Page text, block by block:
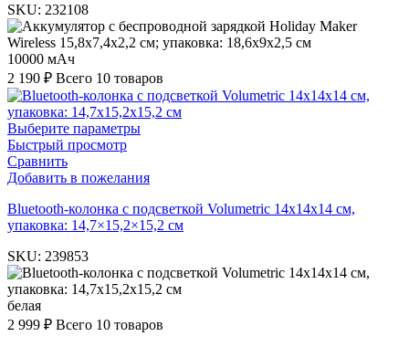
SKU: 232108
10000 мАч
2 190 ₽ Всего 10 товаров
Выберите параметры
Быстрый просмотр
Сравнить
Добавить в пожелания
Bluetooth-колонка с подсветкой Volumetric 14x14x14 см,
упаковка: 14,7×15,2×15,2 см
SKU: 239853
белая
2 999 ₽ Всего 10 товаров